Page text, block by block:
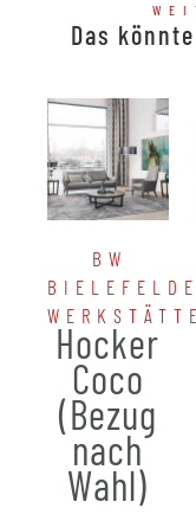
Das
BW
Hocker
Coco
(Bezug
nach
Wahl)